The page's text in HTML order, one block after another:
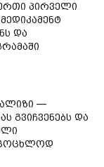
პირველი
და
—
გვიჩვენებს და